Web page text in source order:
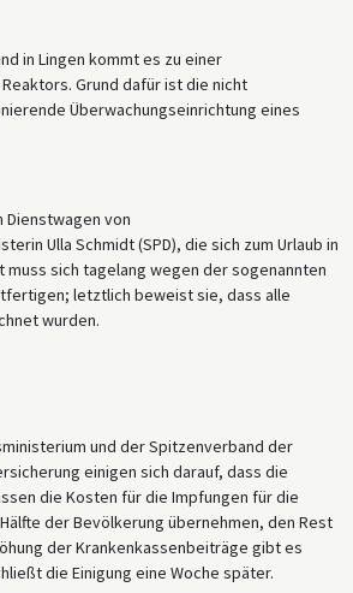
in Lingen kommt es zu einer
Grund dafür ist die nicht
Überwachungseinrichtung eines
Dienstwagen von
Ulla Schmidt (SPD), die sich zum Urlaub in
muss sich tagelang wegen der sogenannten
letztlich beweist sie, dass alle
wurden.
und der Spitzenverband der
einigen sich darauf, dass die
die Kosten für die Impfungen für die
der Bevölkerung übernehmen, den Rest
der Krankenkassenbeiträge gibt es
die Einigung eine Woche später.